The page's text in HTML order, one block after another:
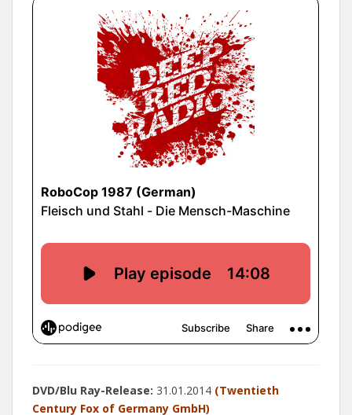
DVD/Blu Ray-Release: 31.01.2014 (Twentieth
Century Fox of Germany GmbH)